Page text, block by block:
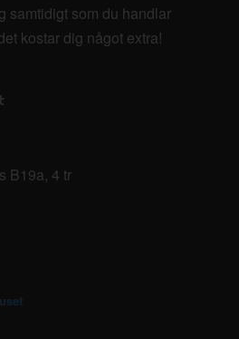
samtidigt som du handlar
kostar dig något extra!
B19a, 4 tr